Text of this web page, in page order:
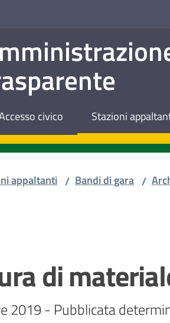
civico Stazioni
appaltanti / Bandi di gara /
di
2019 - Pubblicata